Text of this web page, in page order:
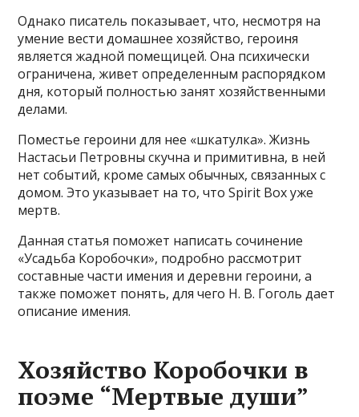
Однако писатель показывает, что, несмотря на
умение вести домашнее хозяйство, героиня
является жадной помещицей. Она психически
ограничена, живет определенным распорядком
дня, который полностью занят хозяйственными
делами.
Поместье героини для нее «шкатулка». Жизнь
Настасьи Петровны скучна и примитивна, в ней
нет событий, кроме самых обычных, связанных с
домом. Это указывает на то, что Spirit Box уже
мертв.
Данная статья поможет написать сочинение
«Усадьба Коробочки», подробно рассмотрит
составные части имения и деревни героини, а
также поможет понять, для чего Н. В. Гоголь дает
описание имения.
Хозяйство Коробочки в
поэме “Мертвые души”